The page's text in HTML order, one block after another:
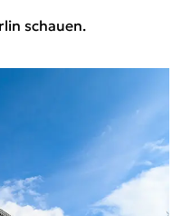
schauen.